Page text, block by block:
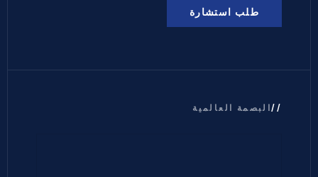
طلب استشارة
البصمة العالمية